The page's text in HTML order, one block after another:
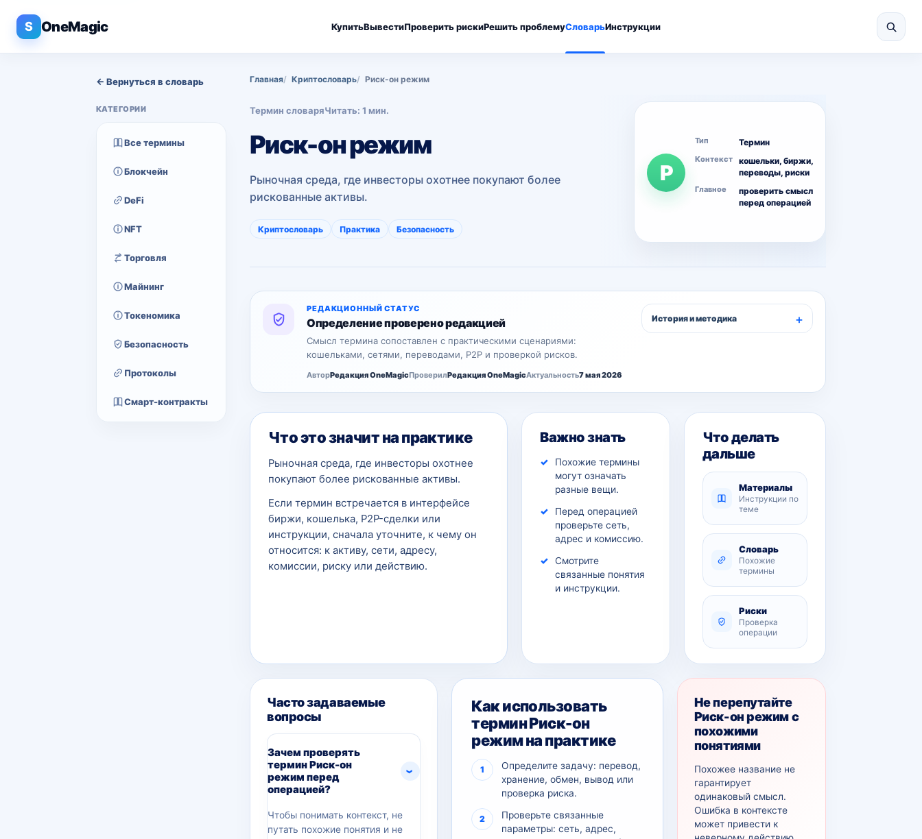
S OneMagic КупитьВывестиПроверить рискиРешить проблемуСловарьИнструкции
← Вернуться в словарь
КАТЕГОРИИ
Все термины
Блокчейн
DeFi
NFT
Торговля
Майнинг
Токеномика
Безопасность
Протоколы
Смарт-контракты
Главная Криптословарь Риск-он режим
Термин словаряЧитать: 1 мин.
Риск-он режим
Рыночная среда, где инвесторы охотнее покупают более
рискованные активы.
Криптословарь Практика Безопасность
Р
Тип Термин
Контекст
кошельки, биржи,
переводы, риски
Главное
проверить смысл
перед операцией
РЕДАКЦИОННЫЙ СТАТУС
Определение проверено редакцией
Смысл термина сопоставлен с практическими сценариями:
кошельками, сетями, переводами, P2P и проверкой рисков.
АвторРедакция OneMagicПроверилРедакция OneMagicАктуальность7 мая 2026
История и методика
Что это значит на практике
Рыночная среда, где инвесторы охотнее
покупают более рискованные активы.
Если термин встречается в интерфейсе
биржи, кошелька, P2P-сделки или
инструкции, сначала уточните, к чему он
относится: к активу, сети, адресу,
комиссии, риску или действию.
Важно знать
Похожие термины
могут означать
разные вещи.
Перед операцией
проверьте сеть,
адрес и комиссию.
Смотрите
связанные понятия
и инструкции.
Что делать
дальше
Материалы
Инструкции по
теме
Словарь
Похожие
термины
Риски
Проверка
операции
Часто задаваемые
вопросы
Зачем проверять
термин Риск-он
режим перед
операцией?
Чтобы понимать контекст, не
путать похожие понятия и не
Как использовать
термин Риск-он
режим на практике
Определите задачу: перевод,
хранение, обмен, вывод или
проверка риска.
Проверьте связанные
параметры: сеть, адрес,
Не перепутайте
Риск-он режим с
похожими
понятиями
Похожее название не
гарантирует
одинаковый смысл.
Ошибка в контексте
может привести к